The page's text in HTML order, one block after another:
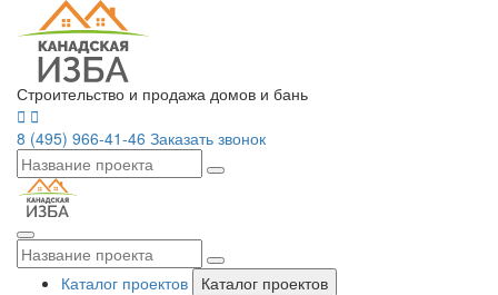
Строительство и продажа домов и бань
8 (495) 966-41-46 Заказать звонок
Каталог проектов
Каталог проектов